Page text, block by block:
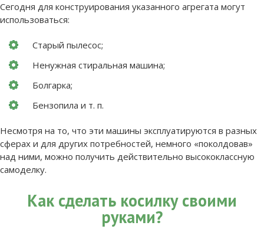
Сегодня для конструирования указанного агрегата могут
использоваться:
Старый пылесос;
Ненужная стиральная машина;
Болгарка;
Бензопила и т. п.
Несмотря на то, что эти машины эксплуатируются в разных
сферах и для других потребностей, немного «поколдовав»
над ними, можно получить действительно высококлассную
самоделку.
Как сделать косилку своими
руками?